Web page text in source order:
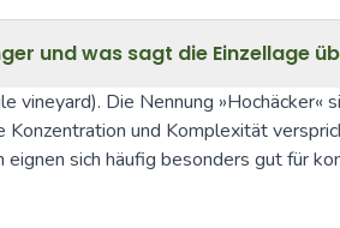
und was sagt die Einzellage
vineyard). Die Nennung
und Komplexität
sich häufig besonders gut für